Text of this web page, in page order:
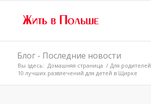
Блог - Последние новости
Вы здесь: Домашняя страница / Для родителей
10 лучших развлечений для детей в Щирке